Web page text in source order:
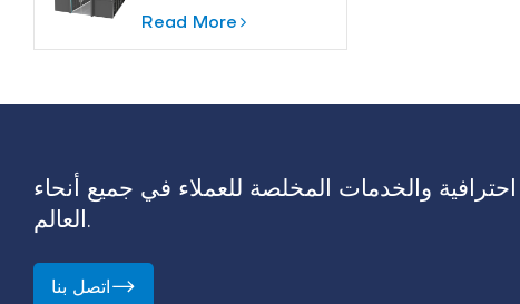
Read More
والخدمات المخلصة للعملاء في جميع أنحاء
العالم.
اتصل بنا